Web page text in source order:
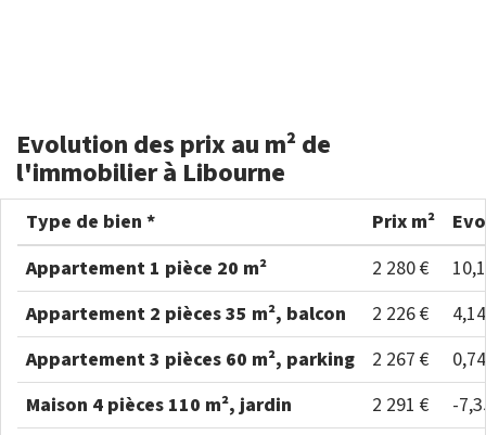
Evolution des prix au m² de
l'immobilier à Libourne
Type de bien * Prix m²
Appartement 1 pièce 20 m²
2 280 €
Appartement 2 pièces 35 m², balcon
2 226 €
Appartement 3 pièces 60 m², parking
2 267 €
Maison 4 pièces 110 m², jardin
2 291 €
-